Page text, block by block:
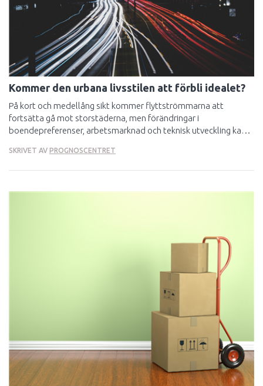
Kommer den urbana livsstilen att förbli idealet?
På kort och medellång sikt kommer flyttströmmarna att
fortsätta gå mot storstäderna, men förändringar i
boendepreferenser, arbetsmarknad och teknisk utveckling kan i
Sveriges byggare.
SKRIVET AV PROGNOSCENTRET